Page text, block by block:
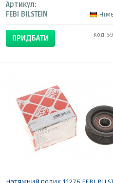
Артикул:
FEBI BILSTEIN
ПРИДБАТИ Код: